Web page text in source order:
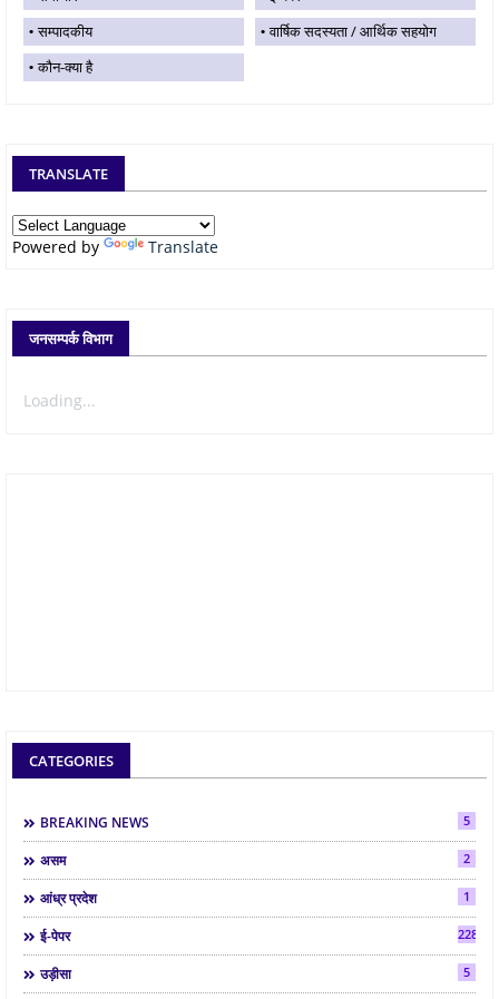
सम्पादकीय
वार्षिक सदस्यता / आर्थिक सहयोग
कौन-क्या है
TRANSLATE
Powered by Translate
जनसम्पर्क विभाग
Loading...
CATEGORIES
BREAKING NEWS 5
असम 2
आंध्र प्रदेश 1
ई-पेपर 2286
उड़ीसा 5